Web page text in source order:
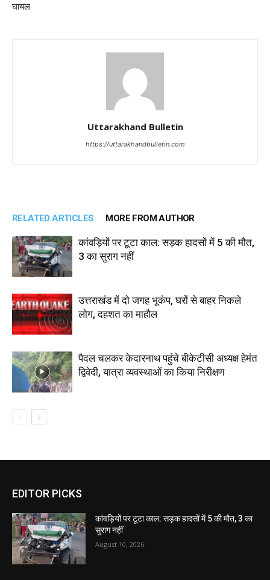
घायल
Uttarakhand Bulletin
https://uttarakhandbulletin.com
RELATED ARTICLES MORE FROM AUTHOR
कांवड़ियों पर टूटा काल: सड़क हादसों में 5 की मौत,
3 का सुराग नहीं
उत्तराखंड में दो जगह भूकंप, घरों से बाहर निकले
लोग, दहशत का माहौल
पैदल चलकर केदारनाथ पहुंचे बीकेटीसी अध्यक्ष हेमंत
द्विवेदी, यात्रा व्यवस्थाओं का किया निरीक्षण
EDITOR PICKS
कांवड़ियों पर टूटा काल: सड़क हादसों में 5 की मौत, 3 का
सुराग नहीं
August 10, 2026